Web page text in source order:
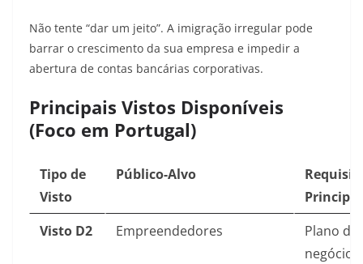
Não tente “dar um jeito”. A imigração irregular pode
barrar o crescimento da sua empresa e impedir a
abertura de contas bancárias corporativas.
Principais Vistos Disponíveis
(Foco em Portugal)
Tipo de
Visto
Público-Alvo
Principal
Visto D2
Empreendedores
Plano de
negócios